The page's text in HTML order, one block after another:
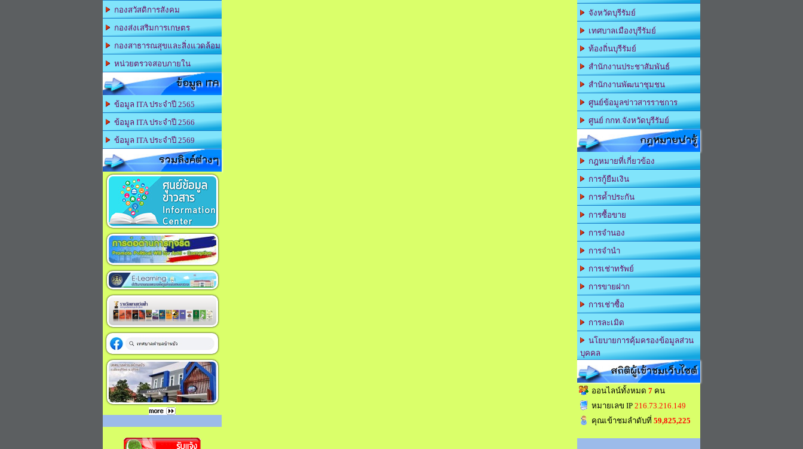
กองสวัสดิการสังคม
กองส่งเสริมการเกษตร
กองสาธารณสุขและสิ่งแวดล้อม
หน่วยตรวจสอบภายใน
ข้อมูล ITA
ข้อมูล ITA ประจำปี 2565
ข้อมูล ITA ประจำปี 2566
ข้อมูล ITA ประจำปี 2569
รวมลิงค์ต่างๆ
จังหวัดบุรีรัมย์
เทศบาลเมืองบุรีรัมย์
ท้องถิ่นบุรีรัมย์
สำนักงานประชาสัมพันธ์
สำนักงานพัฒนาชุมชน
ศูนย์ข้อมูลข่าวสารราชการ
ศูนย์ กกท.จังหวัดบุรีรัมย์
กฎหมายน่ารู้
กฎหมายที่เกี่ยวข้อง
การกู้ยืมเงิน
การค้ำประกัน
การซื้อขาย
การจำนอง
การจำนำ
การเช่าทรัพย์
การขายฝาก
การเช่าซื้อ
การละเมิด
นโยบายการคุ้มครองข้อมูลส่วน
บุคคล
สถิติผู้เข้าชมเว็บไซต์
ออนไลน์ทั้งหมด 7 คน
หมายเลข IP 216.73.216.149
คุณเข้าชมลำดับที่ 59,825,225